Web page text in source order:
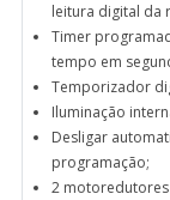
leitura digital da
Timer
tempo em
Temporizador
Iluminação
Desligar
programação;
2 motoredutores